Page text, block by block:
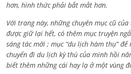
hơn, hình thức phải bắt mắt hơn.
Với trang này, những chuyên mục cũ
được giữ lại hết, có thêm mục truyện
sáng tác mới ; mục “du lịch hàm thụ”
chuyến đi du lịch kỳ thú của mình hồi
biết thêm những cái hay lạ ở một vùng